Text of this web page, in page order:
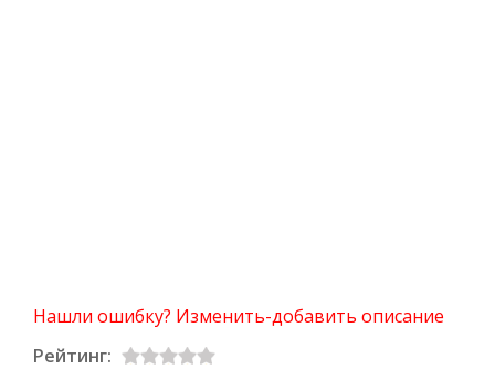
Нашли ошибку? Изменить-добавить описание
Рейтинг: